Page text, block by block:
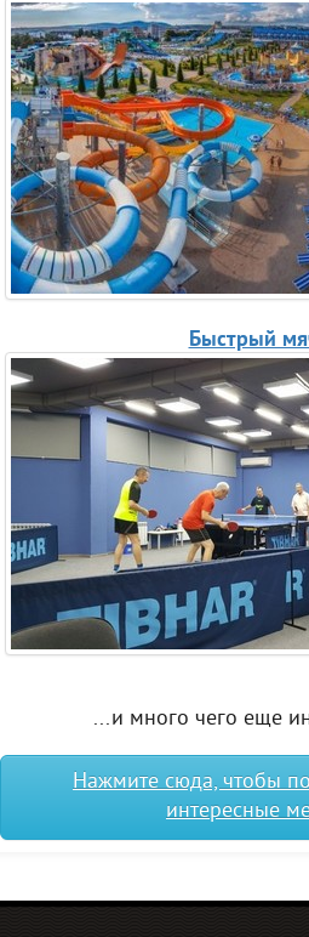
Быстрый
...и много чего еще
Нажмите сюда, чтобы
интересные